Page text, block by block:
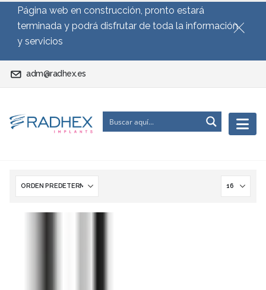
Página web en construcción, pronto estará
terminada y podrá disfrutar de toda la información
y servicios
adm@radhex.es